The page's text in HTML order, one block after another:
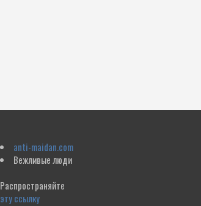
anti-maidan.com
Вежливые люди
Распространяйте
эту ссылку